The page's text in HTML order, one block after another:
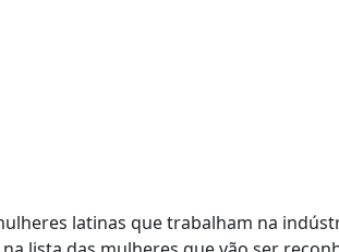
latinas que trabalham na